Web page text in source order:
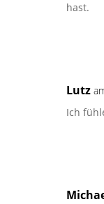
hast.
Lutz
Ich